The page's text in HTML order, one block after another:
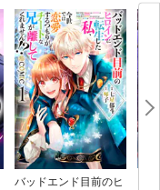
バッドエンド目前のヒ